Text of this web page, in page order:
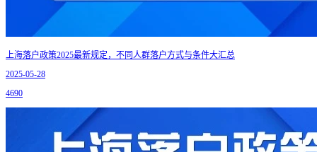
上海落户政策2025最新规定，不同人群落户方式与条件大汇总
2025-05-28
4690